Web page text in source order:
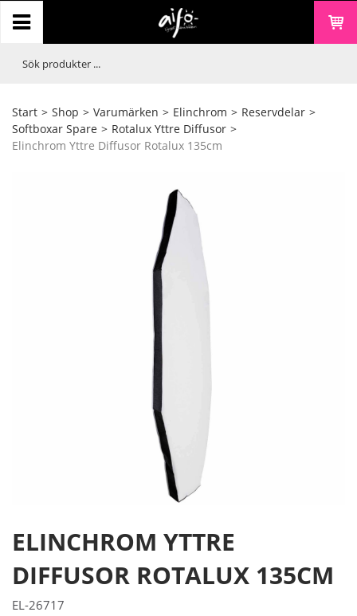
Start > Shop > Varumärken > Elinchrom > Reservdelar >
Softboxar Spare > Rotalux Yttre Diffusor >
Elinchrom Yttre Diffusor Rotalux 135cm
ELINCHROM YTTRE
DIFFUSOR ROTALUX 135CM
EL-26717